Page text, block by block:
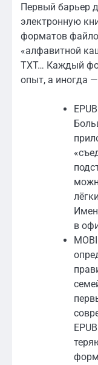
Первый барьер
электронную
форматов
«алфавитной
TXT… Каждый
опыт, а иногда
в